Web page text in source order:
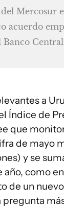
Mercosur
acuerdo
a
Índice de
que
de mayo
y se
como
de un